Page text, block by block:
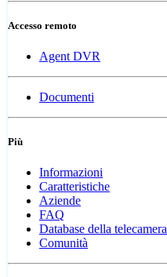
Accesso remoto
Agent DVR
Documenti
Più
Informazioni
Caratteristiche
Aziende
FAQ
Database della telecamera
Comunità